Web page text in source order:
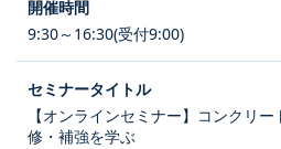
9:30～16:30(受付9:00)
【オンラインセミナー】コンクリ
修・補強を学ぶ